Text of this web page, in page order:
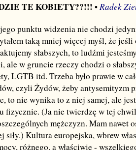
TE KOBIETY??!!! •Radek
punktu widzenia nie chodzi
taką mniej więcej myśl, że
słabszych, to ludźmi
ale w gruncie rzeczy chodzi o
LGTB itd. Trzeba było prawie w
czyli Żydów, żeby antysemityzm
to nie wynika to z niej samej, ale
fizycznie. (Ja nie twierdzę w tej
mężczyzn. Mam nawet
siły.) Kultura europejska, wbrew
różnego, a właściwie -